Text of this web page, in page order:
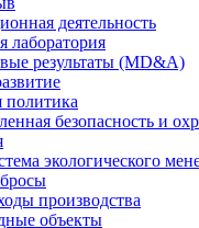
деятельность
лаборатория
результаты (MD&A)
политика
безопасность и
экологического
производства
объекты